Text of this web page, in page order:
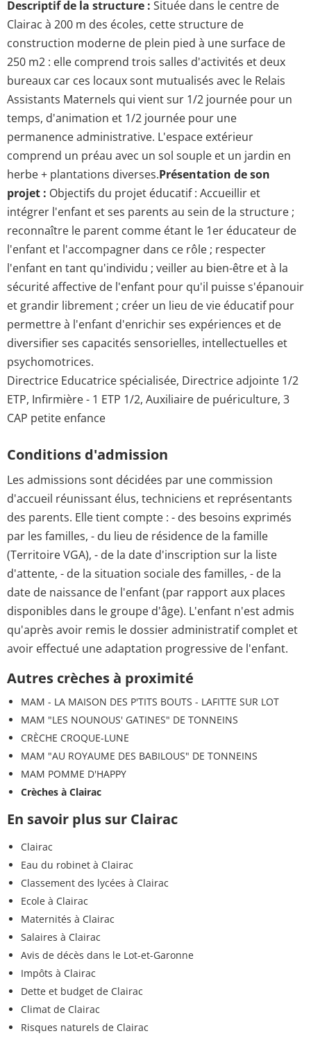
Descriptif de la structure : Située dans le centre de
Clairac à 200 m des écoles, cette structure de
construction moderne de plein pied à une surface de
250 m2 : elle comprend trois salles d'activités et deux
bureaux car ces locaux sont mutualisés avec le Relais
Assistants Maternels qui vient sur 1/2 journée pour un
temps, d'animation et 1/2 journée pour une
permanence administrative. L'espace extérieur
comprend un préau avec un sol souple et un jardin en
herbe + plantations diverses.Présentation de son
projet : Objectifs du projet éducatif : Accueillir et
intégrer l'enfant et ses parents au sein de la structure ;
reconnaître le parent comme étant le 1er éducateur de
l'enfant et l'accompagner dans ce rôle ; respecter
l'enfant en tant qu'individu ; veiller au bien-être et à la
sécurité affective de l'enfant pour qu'il puisse s'épanouir
et grandir librement ; créer un lieu de vie éducatif pour
permettre à l'enfant d'enrichir ses expériences et de
diversifier ses capacités sensorielles, intellectuelles et
psychomotrices.
Directrice Educatrice spécialisée, Directrice adjointe 1/2
ETP, Infirmière - 1 ETP 1/2, Auxiliaire de puériculture, 3
CAP petite enfance
Conditions d'admission
Les admissions sont décidées par une commission
d'accueil réunissant élus, techniciens et représentants
des parents. Elle tient compte : - des besoins exprimés
par les familles, - du lieu de résidence de la famille
(Territoire VGA), - de la date d'inscription sur la liste
d'attente, - de la situation sociale des familles, - de la
date de naissance de l'enfant (par rapport aux places
disponibles dans le groupe d'âge). L'enfant n'est admis
qu'après avoir remis le dossier administratif complet et
avoir effectué une adaptation progressive de l'enfant.
Autres crèches à proximité
MAM - LA MAISON DES P'TITS BOUTS - LAFITTE SUR LOT
MAM "LES NOUNOUS' GATINES" DE TONNEINS
CRÈCHE CROQUE-LUNE
MAM "AU ROYAUME DES BABILOUS" DE TONNEINS
MAM POMME D'HAPPY
Crèches à Clairac
En savoir plus sur Clairac
Clairac
Eau du robinet à Clairac
Classement des lycées à Clairac
Ecole à Clairac
Maternités à Clairac
Salaires à Clairac
Avis de décès dans le Lot-et-Garonne
Impôts à Clairac
Dette et budget de Clairac
Climat de Clairac
Risques naturels de Clairac